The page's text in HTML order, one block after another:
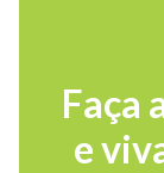
Faça
e